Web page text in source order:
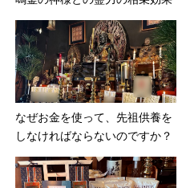
なぜお金を使って、先祖供養を
しなければならないのですか？